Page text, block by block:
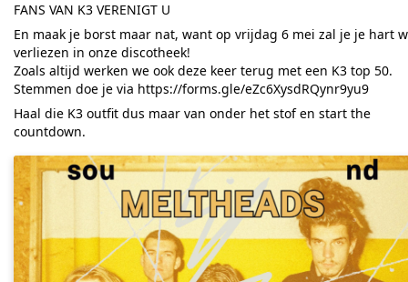
FANS VAN K3 VERENIGT U
En maak je borst maar nat, want op vrijdag 6 mei zal je je hart
verliezen in onze discotheek!
Zoals altijd werken we ook deze keer terug met een K3 top 50.
Stemmen doe je via https://forms.gle/eZc6XysdRQynr9yu9
Haal die K3 outfit dus maar van onder het stof en start the
countdown.